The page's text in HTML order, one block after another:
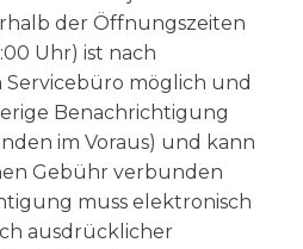
der Öffnungszeiten
Uhr) ist nach
Servicebüro möglich und
Benachrichtigung
im Voraus) und kann
Gebühr verbunden
muss elektronisch
ausdrücklicher